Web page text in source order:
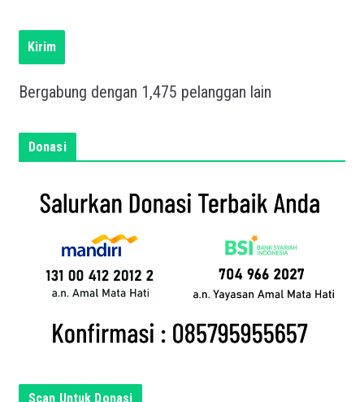
k
a
a
n
Kirim
Bergabung dengan 1,475 pelanggan lain
Donasi
Scan Untuk Donasi